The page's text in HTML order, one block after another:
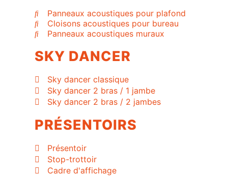
Panneaux acoustiques pour plafond
Cloisons acoustiques pour bureau
Panneaux acoustiques muraux
SKY DANCER
Sky dancer classique
Sky dancer 2 bras / 1 jambe
Sky dancer 2 bras / 2 jambes
PRÉSENTOIRS
Présentoir
Stop-trottoir
Cadre d'affichage